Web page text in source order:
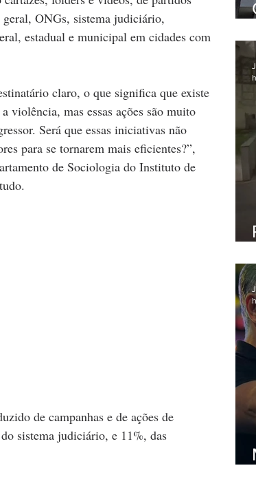
ONGs, sistema judiciário,
estadual e municipal em cidades com
claro, o que significa que existe
violência, mas essas ações são muito
Será que essas iniciativas não
para se tornarem mais eficientes?”,
de Sociologia do Instituto de
de campanhas e de ações de
sistema judiciário, e 11%, das